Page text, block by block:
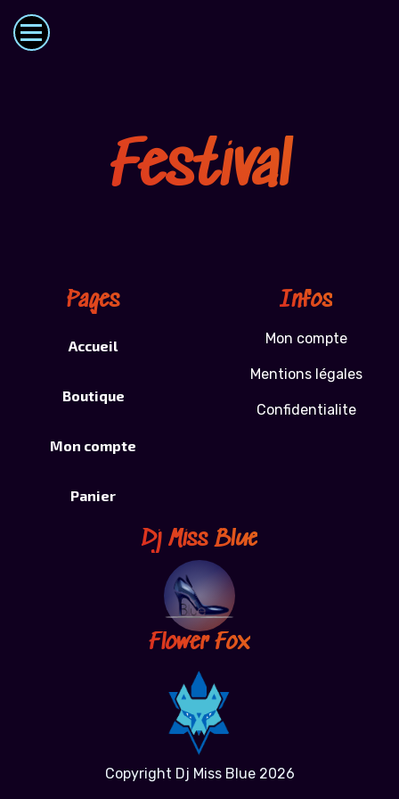
Festival
Pages
Accueil
Boutique
Mon compte
Panier
Dj Miss Blue
Flower Fox
Copyright Dj Miss Blue 2026
Infos
Mon compte
Mentions légales
Confidentialite